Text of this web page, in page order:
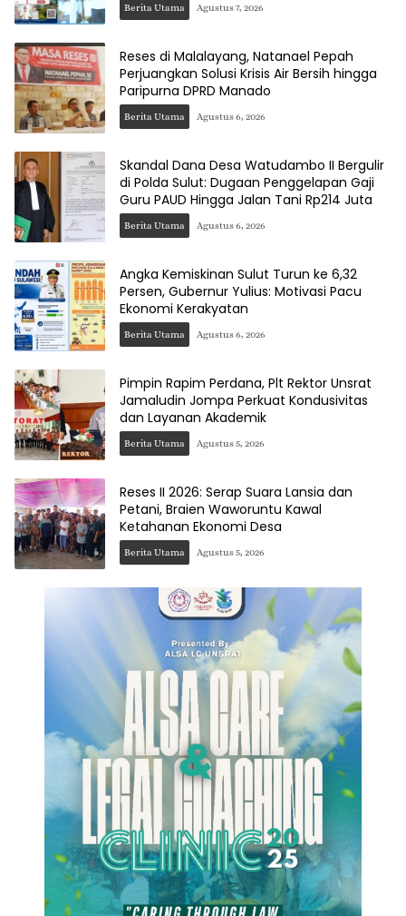
Berita Utama Agustus 7, 2026
Reses di Malalayang, Natanael Pepah
Perjuangkan Solusi Krisis Air Bersih hingga
Paripurna DPRD Manado
Berita Utama Agustus 6, 2026
Skandal Dana Desa Watudambo II Bergulir
di Polda Sulut: Dugaan Penggelapan Gaji
Guru PAUD Hingga Jalan Tani Rp214 Juta
Berita Utama Agustus 6, 2026
Angka Kemiskinan Sulut Turun ke 6,32
Persen, Gubernur Yulius: Motivasi Pacu
Ekonomi Kerakyatan
Berita Utama Agustus 6, 2026
Pimpin Rapim Perdana, Plt Rektor Unsrat
Jamaludin Jompa Perkuat Kondusivitas
dan Layanan Akademik
Berita Utama Agustus 5, 2026
Reses II 2026: Serap Suara Lansia dan
Petani, Braien Waworuntu Kawal
Ketahanan Ekonomi Desa
Berita Utama Agustus 5, 2026